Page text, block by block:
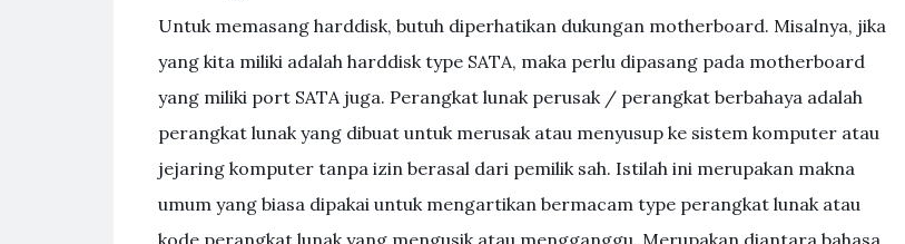
Untuk memasang harddisk, butuh diperhatikan dukungan motherboard. Misalnya, jika
yang kita miliki adalah harddisk type SATA, maka perlu dipasang pada motherboard
yang miliki port SATA juga. Perangkat lunak perusak / perangkat berbahaya adalah
perangkat lunak yang dibuat untuk merusak atau menyusup ke sistem komputer atau
jejaring komputer tanpa izin berasal dari pemilik sah. Istilah ini merupakan makna
umum yang biasa dipakai untuk mengartikan bermacam type perangkat lunak atau
kode perangkat lunak yang mengusik atau mengganggu. Merupakan diantara bahasa